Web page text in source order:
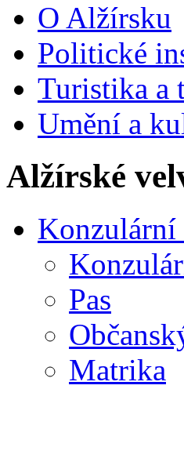
O Alžírsku
Politické
Turistika a
Umění a
Alžírské
Konzulární
Pas
Matrika